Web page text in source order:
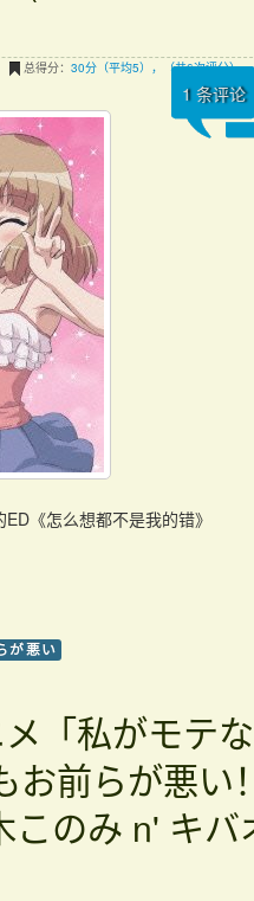
总得分： 30分（平均5），（共6次评分）
1 条评论
ED《怎么想都不是我的错》
が悪い
「私がモテ
お前らが悪い
このみ n' キバ